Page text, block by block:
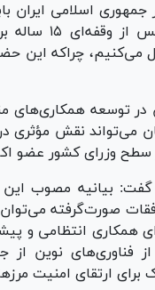
جمهوری اسلامی ایران
این نشست
می‌کنیم، چراکه این
در توسعه همکاری‌های
می‌تواند نقش
سطح وزرای کشور عضو
بیانیه مصوب
صورت‌گرفته
انتظامی و
فناوری‌های نوین
ارتقای امنیت